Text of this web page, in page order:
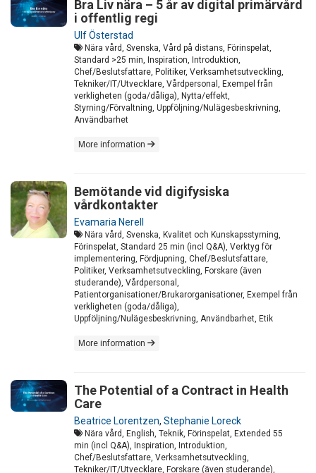
Bra Liv nära – 5 år av digital primärvård
i offentlig regi
Ulf Österstad
Nära vård, Svenska, Vård på distans, Förinspelat,
Standard >25 min, Inspiration, Introduktion,
Chef/Beslutsfattare, Politiker, Verksamhetsutveckling,
Tekniker/IT/Utvecklare, Vårdpersonal, Exempel från
verkligheten (goda/dåliga), Nytta/effekt,
Styrning/Förvaltning, Uppföljning/Nulägesbeskrivning,
Användbarhet
More information
Bemötande vid digifysiska
vårdkontakter
Evamaria Nerell
Nära vård, Svenska, Kvalitet och Kunskapsstyrning,
Förinspelat, Standard 25 min (incl Q&A), Verktyg för
implementering, Fördjupning, Chef/Beslutsfattare,
Politiker, Verksamhetsutveckling, Forskare (även
studerande), Vårdpersonal,
Patientorganisationer/Brukarorganisationer, Exempel från
verkligheten (goda/dåliga),
Uppföljning/Nulägesbeskrivning, Användbarhet, Etik
More information
The Potential of a Contract in Health
Care
Beatrice Lorentzen, Stephanie Loreck
Nära vård, English, Teknik, Förinspelat, Extended 55
min (incl Q&A), Inspiration, Introduktion,
Chef/Beslutsfattare, Verksamhetsutveckling,
Tekniker/IT/Utvecklare, Forskare (även studerande),